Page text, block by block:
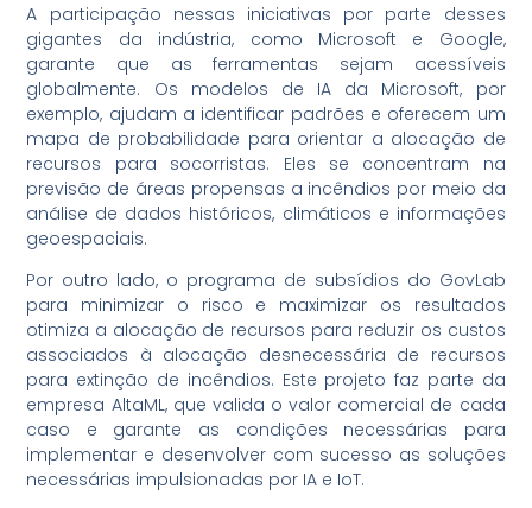
A participação nessas iniciativas por parte desses
gigantes da indústria, como Microsoft e Google,
garante que as ferramentas sejam acessíveis
globalmente. Os modelos de IA da Microsoft, por
exemplo, ajudam a identificar padrões e oferecem um
mapa de probabilidade para orientar a alocação de
recursos para socorristas. Eles se concentram na
previsão de áreas propensas a incêndios por meio da
análise de dados históricos, climáticos e informações
geoespaciais.
Por outro lado, o programa de subsídios do GovLab
para minimizar o risco e maximizar os resultados
otimiza a alocação de recursos para reduzir os custos
associados à alocação desnecessária de recursos
para extinção de incêndios. Este projeto faz parte da
empresa AltaML, que valida o valor comercial de cada
caso e garante as condições necessárias para
implementar e desenvolver com sucesso as soluções
necessárias impulsionadas por IA e IoT.